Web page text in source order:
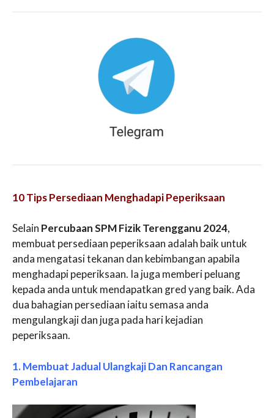
10 Tips Persediaan Menghadapi Peperiksaan
Selain Percubaan SPM Fizik Terengganu 2024,
membuat persediaan peperiksaan adalah baik untuk
anda mengatasi tekanan dan kebimbangan apabila
menghadapi peperiksaan. Ia juga memberi peluang
kepada anda untuk mendapatkan gred yang baik. Ada
dua bahagian persediaan iaitu semasa anda
mengulangkaji dan juga pada hari kejadian
peperiksaan.
1. Membuat Jadual Ulangkaji Dan Rancangan
Pembelajaran